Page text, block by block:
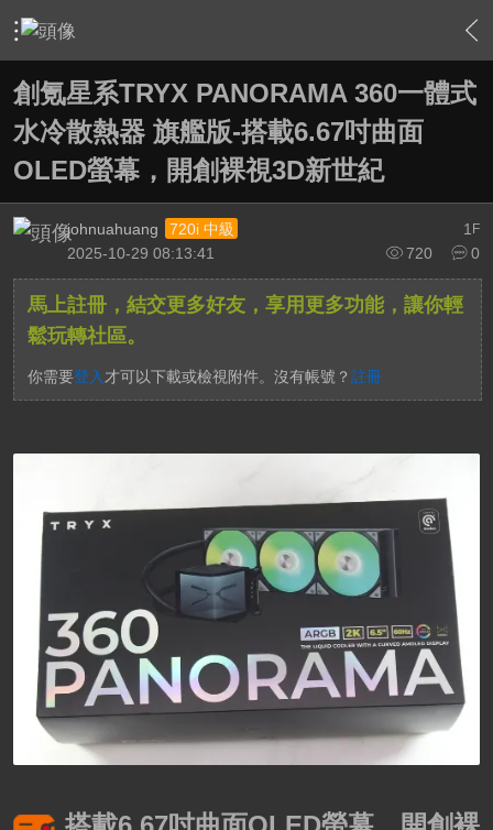
› 敗家特區 For Sale or Trade › 3C資訊流通站 › 內容
創氪星系TRYX PANORAMA 360一體式
水冷散熱器 旗艦版-搭載6.67吋曲面
OLED螢幕，開創裸視3D新世紀
1 F
johnuahuang
720i 中級
720
0
2025-10-29 08:13:41
馬上註冊，結交更多好友，享用更多功能，讓你輕
鬆玩轉社區。
你需要登入 才可以下載或檢視附件。沒有帳號？ 註冊